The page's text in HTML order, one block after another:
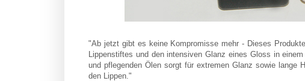
"Ab jetzt gibt es keine Kompromisse mehr - Dieses
Lippenstiftes und den intensiven Glanz eines Gloss in
und pflegenden Ölen sorgt für extremen Glanz sowie lange
den Lippen."